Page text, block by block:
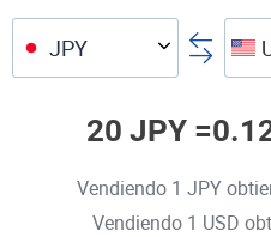
JPY
20 JPY =
Vendiendo 1 JPY
Vendiendo 1 USD